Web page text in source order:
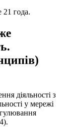
21 года.
діяльності з
у мережі